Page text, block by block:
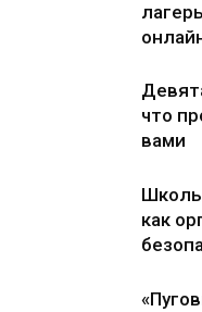
что
вами
как